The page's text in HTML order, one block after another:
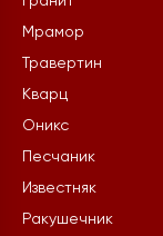
Мрамор
Травертин
Кварц
Оникс
Песчаник
Известняк
Ракушечник